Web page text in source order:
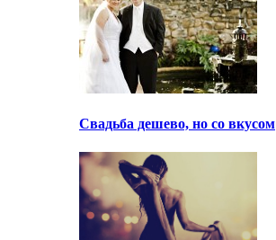
Свадьба дешево, но со вкусом